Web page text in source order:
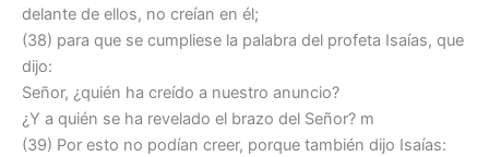
delante de ellos, no creían en él;
(38) para que se cumpliese la palabra del profeta Isaías, que
dijo:
Señor, ¿quién ha creído a nuestro anuncio?
¿Y a quién se ha revelado el brazo del Señor? m
(39) Por esto no podían creer, porque también dijo Isaías: